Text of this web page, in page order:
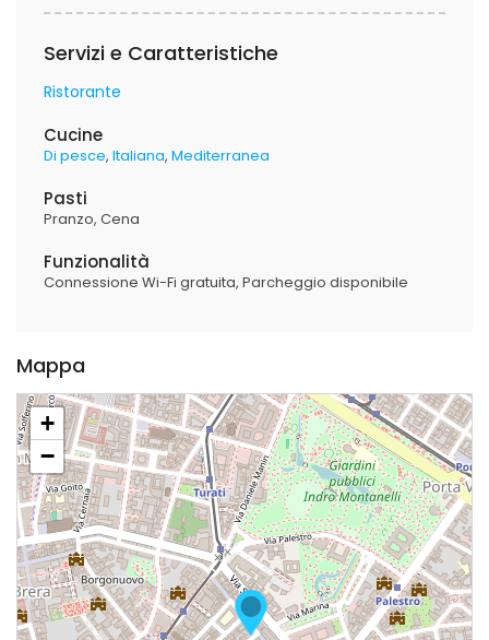
Servizi e Caratteristiche
Ristorante
Cucine
Di pesce Italiana Mediterranea
Pasti
Pranzo Cena
Funzionalità
Connessione Wi-Fi gratuita Parcheggio disponibile
Mappa
+
−